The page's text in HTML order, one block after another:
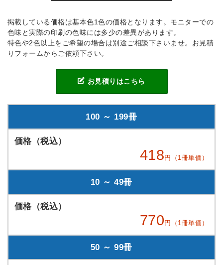
掲載している価格は基本色1色の価格となります。モニターでの
色味と実際の印刷の色味には多少の差異があります。
特色や2色以上をご希望の場合は別途ご相談下さいませ。お見積
りフォームからご依頼下さい。
お見積りはこちら
100 ～ 199冊
418 円（1冊単価）
10 ～ 49冊
770 円（1冊単価）
50 ～ 99冊